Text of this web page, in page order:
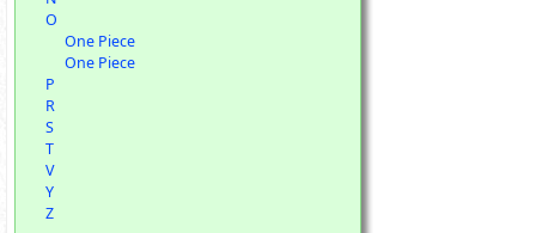
O
One Piece
One Piece
P
R
S
T
V
Y
Z